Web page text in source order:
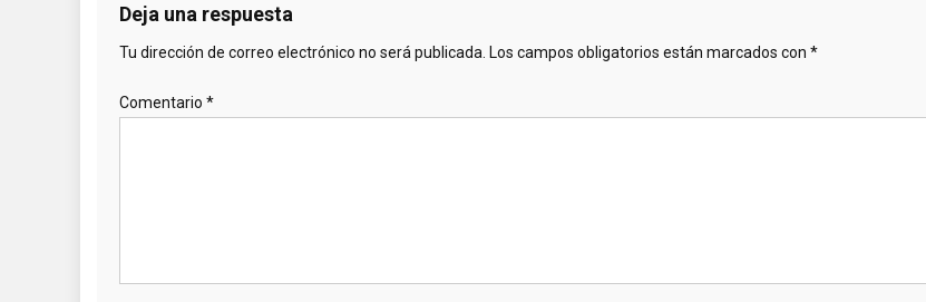
Deja una respuesta
Tu dirección de correo electrónico no será publicada. Los campos obligatorios están marcados con *
Comentario *